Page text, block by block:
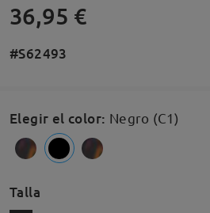
36,95 €
#S62493
Elegir el color: Negro (C1)
Talla